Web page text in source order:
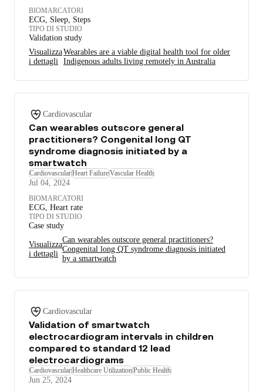
BIOMARCATORI
ECG, Sleep, Steps
TIPO DI STUDIO
Validation study
Visualizza
i dettagli
Wearables are a viable digital health tool for older
Indigenous adults living remotely in Australia
Cardiovascular
Can wearables outscore general
practitioners? Congenital long QT
syndrome diagnosis initiated by a
smartwatch
CardiovascularHeart FailureVascular Health
Jul 04, 2024
BIOMARCATORI
ECG, Heart rate
TIPO DI STUDIO
Case study
Visualizza
i dettagli
Can wearables outscore general practitioners?
Congenital long QT syndrome diagnosis initiated
by a smartwatch
Cardiovascular
Validation of smartwatch
electrocardiogram intervals in children
compared to standard 12 lead
electrocardiograms
CardiovascularHealthcare UtilizationPublic Health
Jun 25, 2024